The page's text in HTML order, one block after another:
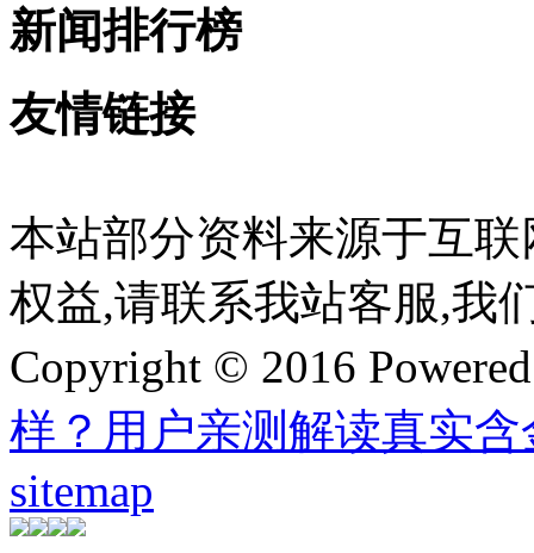
新闻排行榜
友情链接
本站部分资料来源于互
权益,请联系我站客服,我
Copyright © 2016
样？用户亲测解读真实含
sitemap